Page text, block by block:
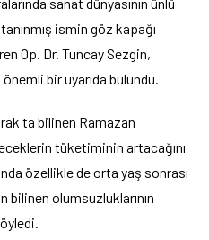
tanınmış ismin göz kapağı
Op. Dr. Tuncay Sezgin,
bir uyarıda bulundu.
ta bilinen Ramazan
tüketiminin artacağını
özellikle de orta yaş sonrası
bilinen olumsuzluklarının